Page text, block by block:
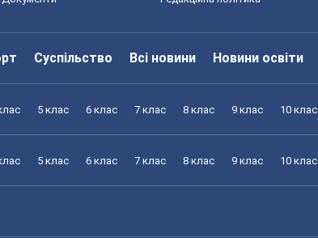
Суспільство Всі новини Новини освіти
5 клас 6 клас 7 клас 8 клас 9 клас 10 клас
5 клас 6 клас 7 клас 8 клас 9 клас 10 клас